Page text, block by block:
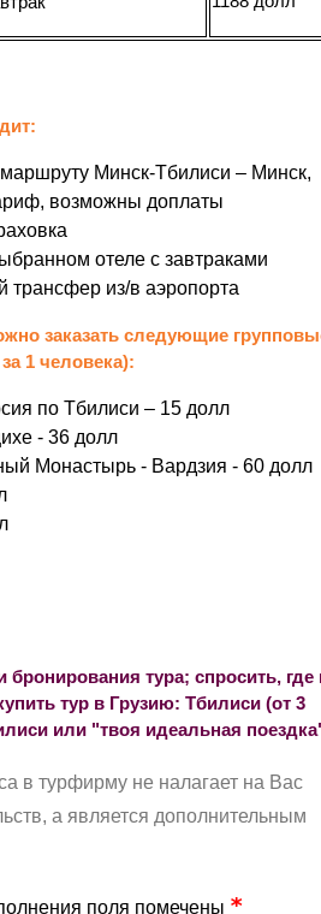
Минск-Тбилиси – Минск,
возможны доплаты
отеле с завтраками
трансфер из/в аэропорта
заказать следующие
1 человека):
по Тбилиси – 15 долл
- 36 долл
Монастырь - Вардзия - 60 долл
бронирования тура; спросить, где
тур в Грузию: Тбилиси (от 3
или "твоя идеальная
в турфирму не налагает на Вас
а является дополнительным
поля помечены